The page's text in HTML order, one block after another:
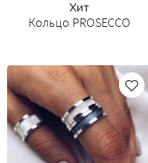
Хит
Кольцо PROSECCO